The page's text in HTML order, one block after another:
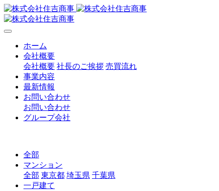
ホーム
会社概要
会社概要 社長のご挨拶 売買流れ
事業内容
最新情報
お問い合わせ
お問い合わせ
グループ会社
全部
マンション
全部 東京都 埼玉県 千葉県
一戸建て